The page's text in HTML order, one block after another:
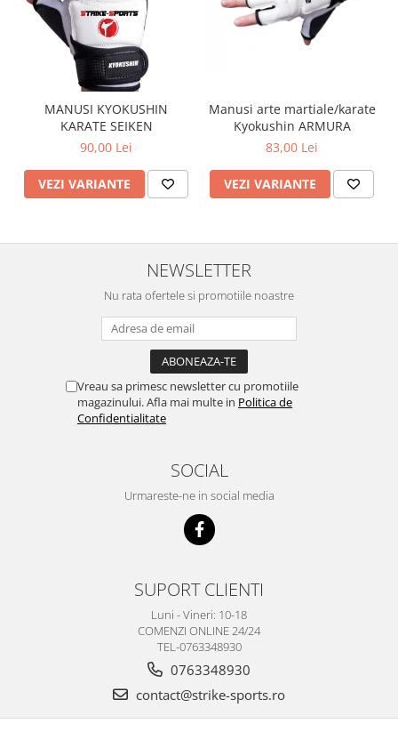
MANUSI KYOKUSHIN
KARATE SEIKEN
90,00 Lei
VEZI VARIANTE
Manusi arte martiale/karate
Kyokushin ARMURA
83,00 Lei
VEZI VARIANTE
NEWSLETTER
Nu rata ofertele si promotiile noastre
Vreau sa primesc newsletter cu promotiile
magazinului. Afla mai multe in Politica de
Confidentialitate
SOCIAL
Urmareste-ne in social media
SUPORT CLIENTI
Luni - Vineri: 10-18
COMENZI ONLINE 24/24
TEL-0763348930
0763348930
contact@strike-sports.ro